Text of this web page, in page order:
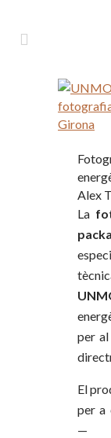
Alex
La
per
El
per a
—